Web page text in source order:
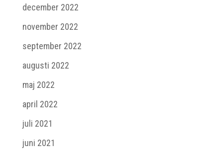
december 2022
november 2022
september 2022
augusti 2022
maj 2022
april 2022
juli 2021
juni 2021